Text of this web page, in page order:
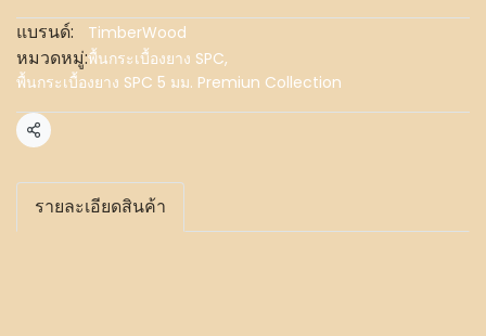
แบรนด์:
TimberWood
หมวดหมู่:พื้นกระเบื้องยาง SPC,
พื้นกระเบื้องยาง SPC 5 มม. Premiun Collection
แชร์
รายละเอียดสินค้า